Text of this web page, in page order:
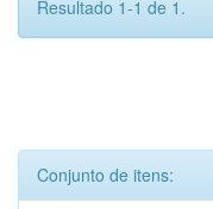
Resultado 1-1 de 1.
Conjunto de itens: